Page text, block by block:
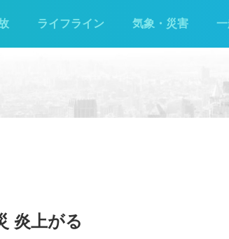
ライフライン 気象・災害
炎上がる